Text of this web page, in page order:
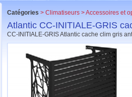
Catégories > Climatiseurs >Accessoires et
Atlantic CC-INITIALE-GRIS
CC-INITIALE-GRIS Atlantic cache clim gris